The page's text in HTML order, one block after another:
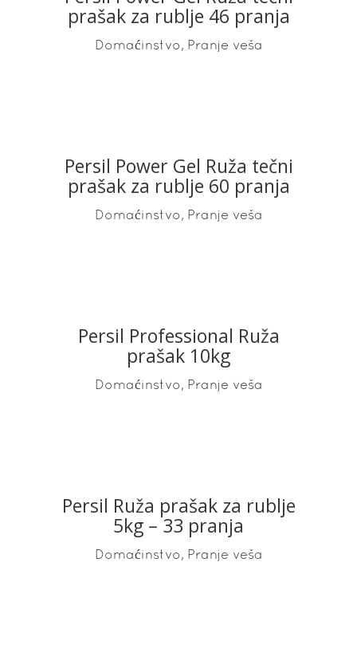
READ MORE
prašak za rublje 46 pranja
Domaćinstvo, Pranje veša
READ MORE
Persil Power Gel Ruža tečni
prašak za rublje 60 pranja
Domaćinstvo, Pranje veša
READ MORE
Persil Professional Ruža
prašak 10kg
Domaćinstvo, Pranje veša
READ MORE
Persil Ruža prašak za rublje
5kg – 33 pranja
Domaćinstvo, Pranje veša